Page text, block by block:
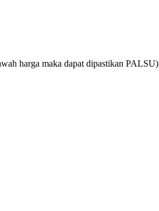
harga maka dapat dipastikan PALSU)